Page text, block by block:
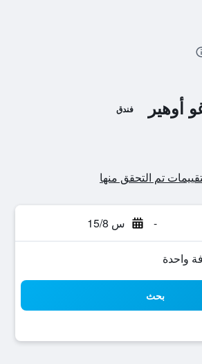
أوهير فندق
- س 15/8
بحث